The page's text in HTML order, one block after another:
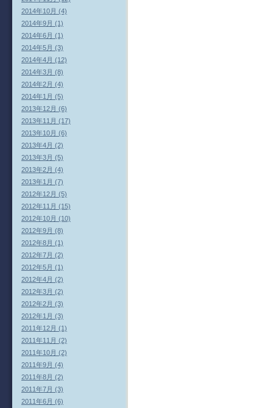
2014年10月 (4)
2014年9月 (1)
2014年6月 (1)
2014年5月 (3)
2014年4月 (12)
2014年3月 (8)
2014年2月 (4)
2014年1月 (5)
2013年12月 (6)
2013年11月 (17)
2013年10月 (6)
2013年4月 (2)
2013年3月 (5)
2013年2月 (4)
2013年1月 (7)
2012年12月 (5)
2012年11月 (15)
2012年10月 (10)
2012年9月 (8)
2012年8月 (1)
2012年7月 (2)
2012年5月 (1)
2012年4月 (2)
2012年3月 (2)
2012年2月 (3)
2012年1月 (3)
2011年12月 (1)
2011年11月 (2)
2011年10月 (2)
2011年9月 (4)
2011年8月 (2)
2011年7月 (3)
2011年6月 (6)